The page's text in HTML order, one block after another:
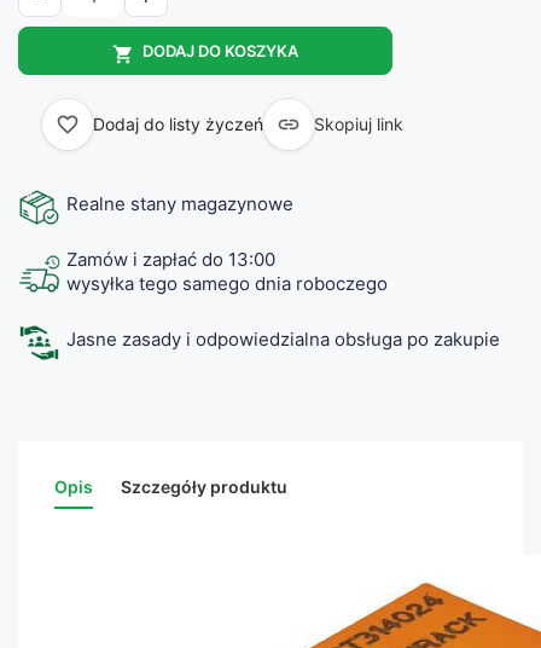
 DODAJ DO KOSZYKA
favorite_border Dodaj do listy życzeń  Skopiuj link
Realne stany magazynowe
Zamów i zapłać do 13:00
wysyłka tego samego dnia roboczego
Jasne zasady i odpowiedzialna obsługa po zakupie
Opis Szczegóły produktu